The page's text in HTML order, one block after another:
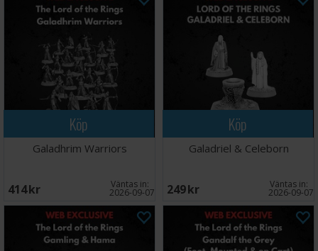
Köp
Galadhrim Warriors
414 SEK Väntas in:
2026-09-07
Köp
Galadriel & Celeborn
249 SEK Väntas in:
2026-09-07